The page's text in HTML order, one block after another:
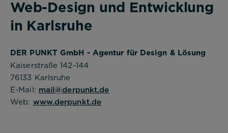
Web-Design und Entwicklung
in Karlsruhe
DER PUNKT GmbH - Agentur für Design & Lösung
Kaiserstraße 142-144
76133 Karlsruhe
E-Mail: mail@derpunkt.de
Web: www.derpunkt.de
Website benötigt und helfen dabei, unsere
Website nutzbar zu machen sowie Zugriffe auf
sichere Bereiche unserer Website ermöglichen.
Cookie Informationen anzeigen
Alle akzeptieren